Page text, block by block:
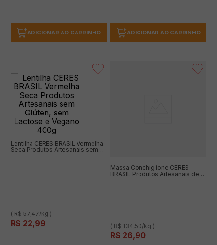
ADICIONAR AO CARRINHO ADICIONAR AO CARRINHO
Lentilha CERES BRASIL Vermelha
Seca Produtos Artesanais sem
( R$ 57,47/kg )
R$ 22,99
Massa Conchiglione CERES
BRASIL Produtos Artesanais de
( R$ 134,50/kg )
R$ 26,90